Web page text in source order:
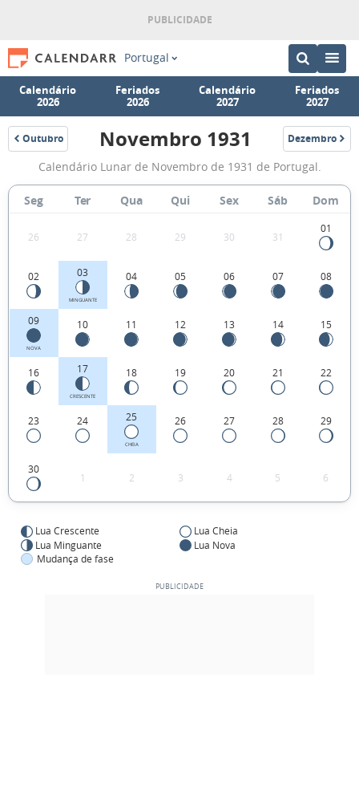
Portugal
Calendário
2026
Feriados
2026
Calendário
2027
Feriados
2027
Outubro
1931
Fases
da
Lua
1931
Novembro 1931 Dezembro
1931
Calendário Lunar de Novembro de 1931 de Portugal.
Seg Ter Qua Qui Sex Sáb Dom
26 27 28 29 30 31
01
02 03
MINGUANTE
04 05 06 07 08
09
NOVA
10 11 12 13 14 15
16 17
CRESCENTE
18 19 20 21 22
23 24 25
CHEIA
26 27 28 29
30
1 2 3 4 5 6
Lua Crescente
Lua Cheia
Lua Minguante
Lua Nova
Mudança de fase